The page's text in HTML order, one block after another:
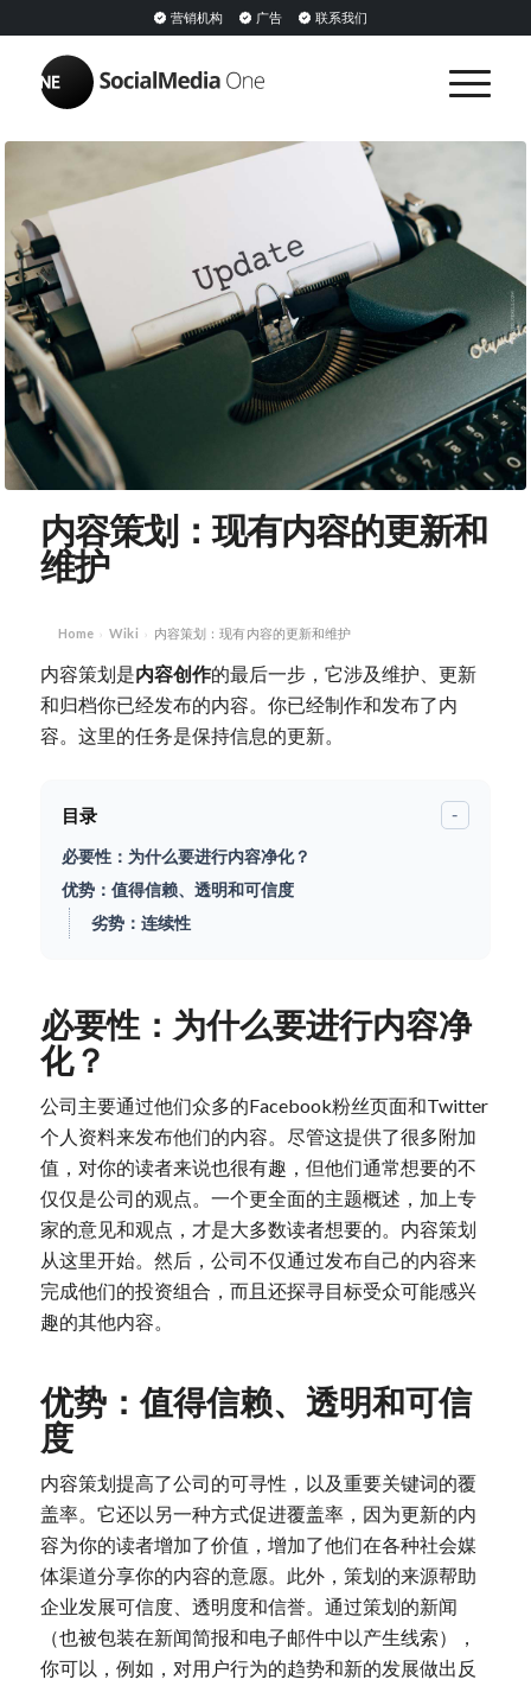
营销机构 广告 联系我们
内容策划：现有内容的更新和
维护
Home › Wiki › 内容策划：现有内容的更新和维护
内容策划是内容创作的最后一步，它涉及维护、更新
和归档你已经发布的内容。你已经制作和发布了内
容。这里的任务是保持信息的更新。
目录 -
必要性：为什么要进行内容净化？
优势：值得信赖、透明和可信度
劣势：连续性
必要性：为什么要进行内容净
化？
公司主要通过他们众多的Facebook粉丝页面和Twitter
个人资料来发布他们的内容。尽管这提供了很多附加
值，对你的读者来说也很有趣，但他们通常想要的不
仅仅是公司的观点。一个更全面的主题概述，加上专
家的意见和观点，才是大多数读者想要的。内容策划
从这里开始。然后，公司不仅通过发布自己的内容来
完成他们的投资组合，而且还探寻目标受众可能感兴
趣的其他内容。
优势：值得信赖、透明和可信
度
内容策划提高了公司的可寻性，以及重要关键词的覆
盖率。它还以另一种方式促进覆盖率，因为更新的内
容为你的读者增加了价值，增加了他们在各种社会媒
体渠道分享你的内容的意愿。此外，策划的来源帮助
企业发展可信度、透明度和信誉。通过策划的新闻
（也被包装在新闻简报和电子邮件中以产生线索），
你可以，例如，对用户行为的趋势和新的发展做出反